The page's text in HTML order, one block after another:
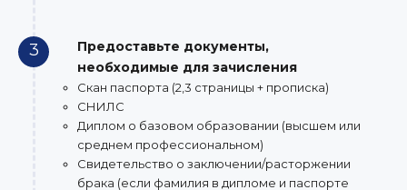
3
Предоставьте документы,
необходимые для зачисления
Скан паспорта (2,3 страницы + прописка)
СНИЛС
Диплом о базовом образовании (высшем или
среднем профессиональном)
Свидетельство о заключении/расторжении
брака (если фамилия в дипломе и паспорте